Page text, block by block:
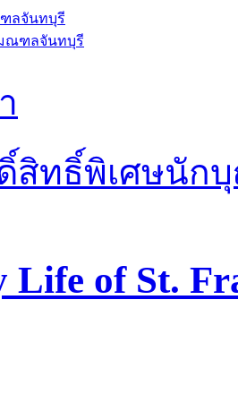
ลจันทบุรี
ณฑลจันทบุรี
สิทธิ์พิเศษนัก
Life of St.